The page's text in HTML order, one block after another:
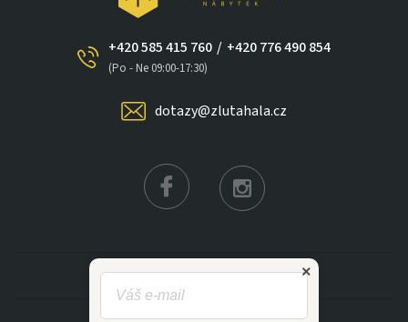
+420 585 415 760
(Po - Ne 09:00-17:30)
/ +420 776 490 854
dotazy@zlutahala.cz
KATEGORIE ×